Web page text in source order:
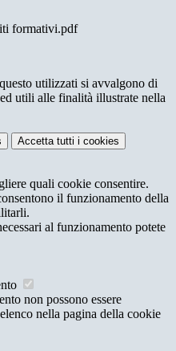
formativi.pdf
utilizzati si avvalgono di
utili alle finalità illustrate nella
Accetta tutti i cookies
quali cookie consentire.
il funzionamento della
al funzionamento potete
non possono essere
nella pagina della cookie